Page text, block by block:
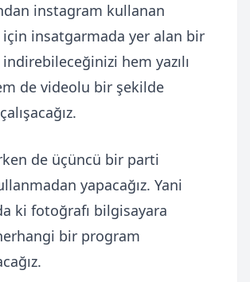
instagram kullanan
için insatgarmada yer alan bir
hem yazılı
de videolu bir şekilde
de üçüncü bir parti
yapacağız. Yani
ki fotoğrafı bilgisayara
bir program